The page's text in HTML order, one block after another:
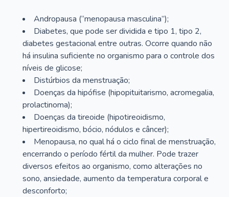
Andropausa (“menopausa masculina”);
Diabetes, que pode ser dividida e tipo 1, tipo 2,
diabetes gestacional entre outras. Ocorre quando não
há insulina suficiente no organismo para o controle dos
níveis de glicose;
Distúrbios da menstruação;
Doenças da hipófise (hipopituitarismo, acromegalia,
prolactinoma);
Doenças da tireoide (hipotireoidismo,
hipertireoidismo, bócio, nódulos e câncer);
Menopausa, no qual há o ciclo final de menstruação,
encerrando o período fértil da mulher. Pode trazer
diversos efeitos ao organismo, como alterações no
sono, ansiedade, aumento da temperatura corporal e
desconforto;